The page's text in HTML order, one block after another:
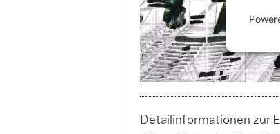
Detailinformationen zur